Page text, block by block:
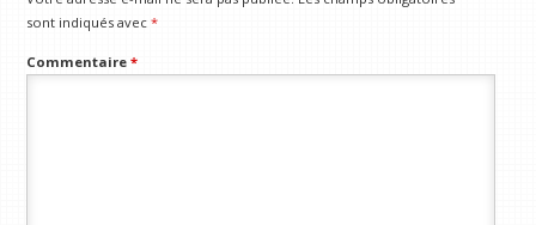
sont indiqués avec*
Commentaire*